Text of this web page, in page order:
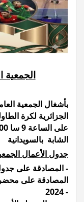
des...Lire la suite
Lire la suite
الجمعية
الشابة بالسويدانية
جدول الأعمال
المصادقة على جدول الأعمال -
المصادقة على محضر
2024 -